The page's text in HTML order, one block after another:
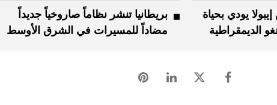
يودي بحياة
بريطانيا تنشر نظاماً صاروخياً جديداً
مضاداً للمسيرات في الشرق الأوسط